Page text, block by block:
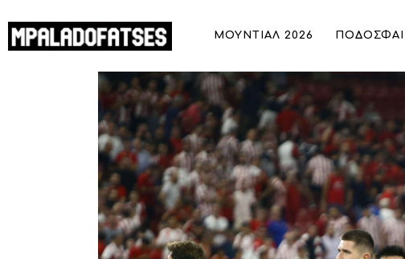
ΜΟΥΝΤΙΑΛ 2026
Ολυμπιακός: Στη λίστα με τις 100
ΜΟΥΝΤΙΑΛ 2026
ΣΥΝΕΝΤΕΥΞΕΙΣ